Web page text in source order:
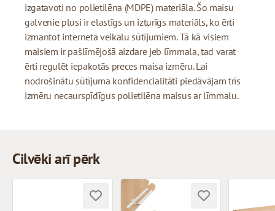
izgatavoti no polietilēna (MDPE) materiāla. Šo maisu
galvenie plusi ir elastīgs un izturīgs materiāls, ko ērti
izmantot interneta veikalu sūtījumiem. Tā kā visiem
maisiem ir pašlīmējošā aizdare jeb līmmala, tad varat
ērti regulēt iepakotās preces maisa izmēru. Lai
nodrošinātu sūtījuma konfidencialitāti piedāvājam trīs
izmēru necaurspīdīgus polietilēna maisus ar līmmalu.
Cilvēki arī pērk